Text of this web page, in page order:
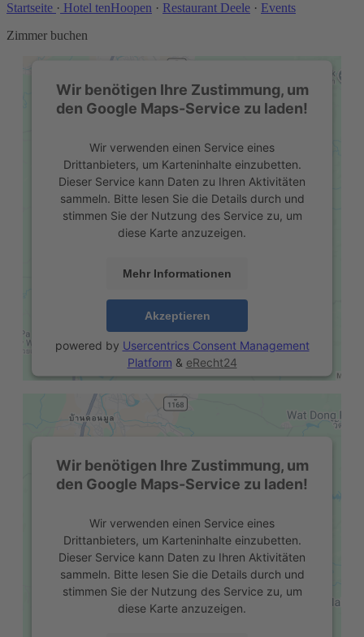
Startseite · Hotel tenHoopen · Restaurant Deele · Events
Zimmer buchen
Wir benötigen Ihre Zustimmung, um
den Google Maps-Service zu laden!
Wir verwenden einen Service eines
Drittanbieters, um Karteninhalte einzubetten.
Dieser Service kann Daten zu Ihren Aktivitäten
sammeln. Bitte lesen Sie die Details durch und
stimmen Sie der Nutzung des Service zu, um
diese Karte anzuzeigen.
Mehr Informationen
Akzeptieren
powered by Usercentrics Consent Management
Platform & eRecht24
Wir benötigen Ihre Zustimmung, um
den Google Maps-Service zu laden!
Wir verwenden einen Service eines
Drittanbieters, um Karteninhalte einzubetten.
Dieser Service kann Daten zu Ihren Aktivitäten
sammeln. Bitte lesen Sie die Details durch und
stimmen Sie der Nutzung des Service zu, um
diese Karte anzuzeigen.